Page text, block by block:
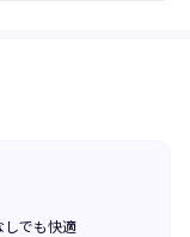
しでも快適